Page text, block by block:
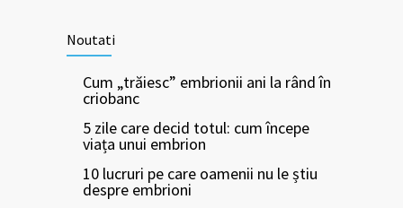
Noutati
Cum „trăiesc” embrionii ani la rând în
criobanc
5 zile care decid totul: cum începe
viața unui embrion
10 lucruri pe care oamenii nu le știu
despre embrioni